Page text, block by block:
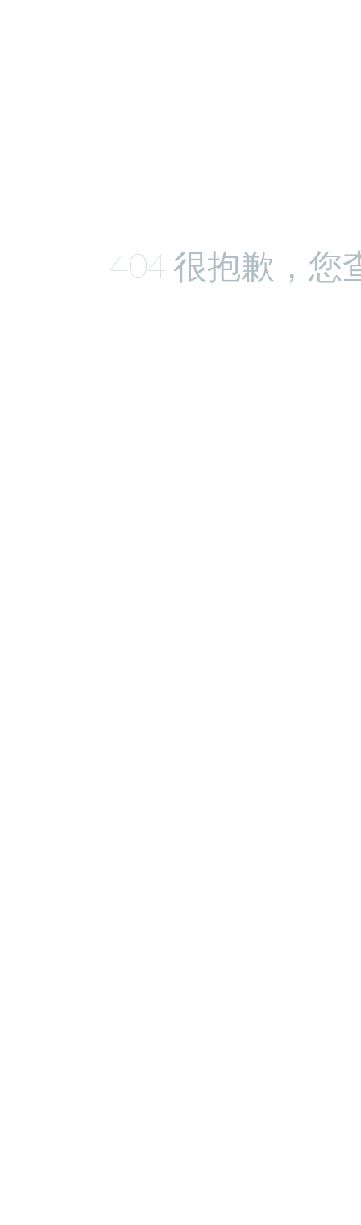
404 很抱歉，您